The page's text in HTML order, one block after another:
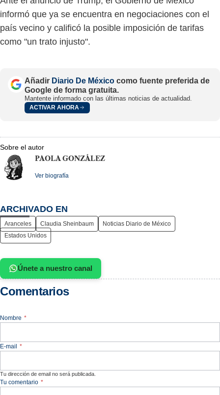
informó que ya se encuentra en negociaciones con el
país vecino y calificó la posible imposición de tarifas
como "un trato injusto".
Añadir Diario De México como fuente preferida de
Google de forma gratuita.
Mantente informado con las últimas noticias de actualidad.
ACTIVAR AHORA
Sobre el autor
PAOLA GONZÁLEZ
Ver biografía
ARCHIVADO EN
Aranceles Claudia Sheinbaum
Noticias Diario de México
Estados Unidos
Únete a nuestro canal
Comentarios
Nombre *
E-mail *
Tu dirección de email no será publicada.
Tu comentario *